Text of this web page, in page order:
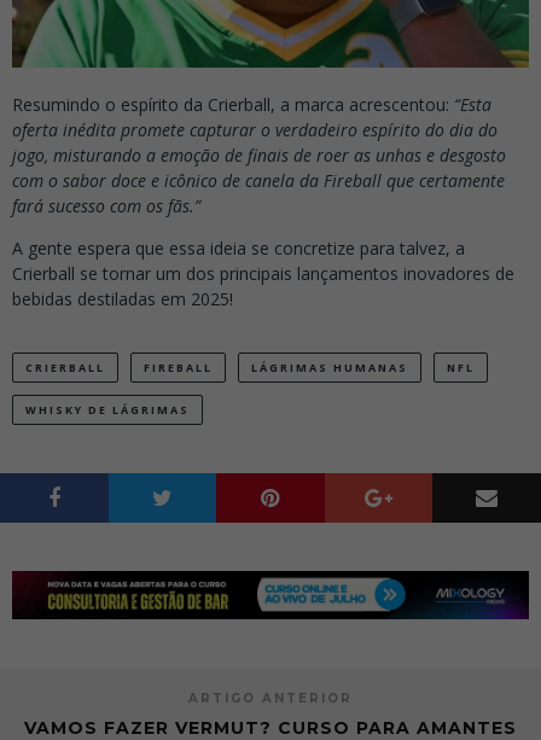
Resumindo o espírito da Crierball, a marca acrescentou: “Esta
oferta inédita promete capturar o verdadeiro espírito do dia do
jogo, misturando a emoção de finais de roer as unhas e desgosto
com o sabor doce e icônico de canela da Fireball que certamente
fará sucesso com os fãs.”
A gente espera que essa ideia se concretize para talvez, a
Crierball se tornar um dos principais lançamentos inovadores de
bebidas destiladas em 2025!
CRIERBALL FIREBALL LÁGRIMAS HUMANAS NFL
WHISKY DE LÁGRIMAS
ARTIGO ANTERIOR
VAMOS FAZER VERMUT? CURSO PARA AMANTES